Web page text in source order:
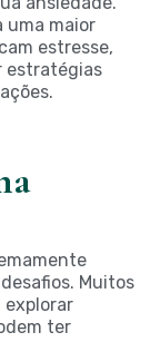
uma maior
estresse,
estratégias
Muitos
explorar
ter